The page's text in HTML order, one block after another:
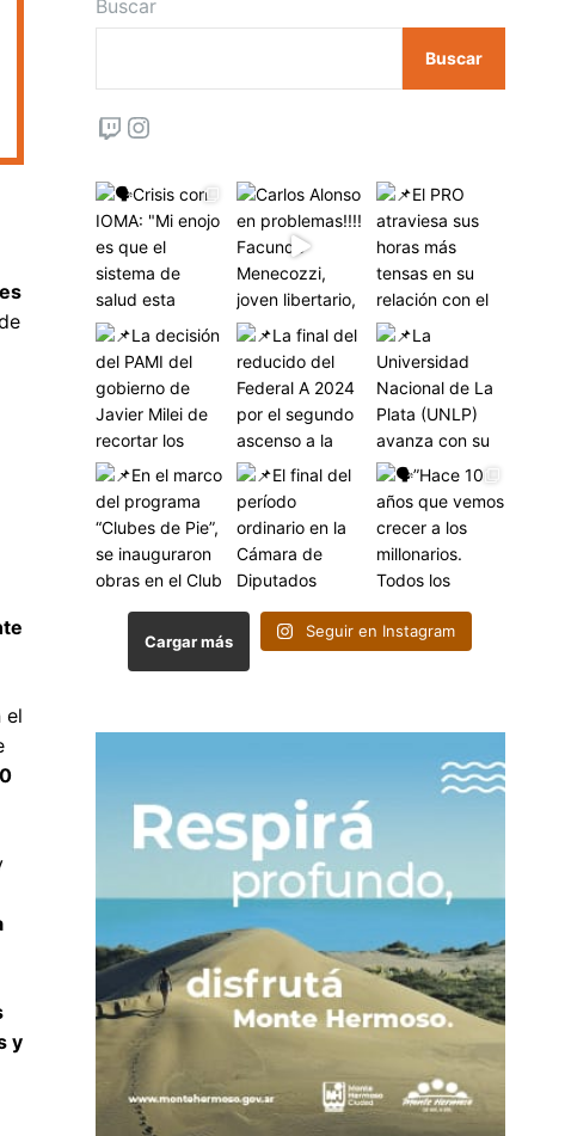
el
y
Buscar
Buscar
Twitch
Cargar más
Seguir en Instagram